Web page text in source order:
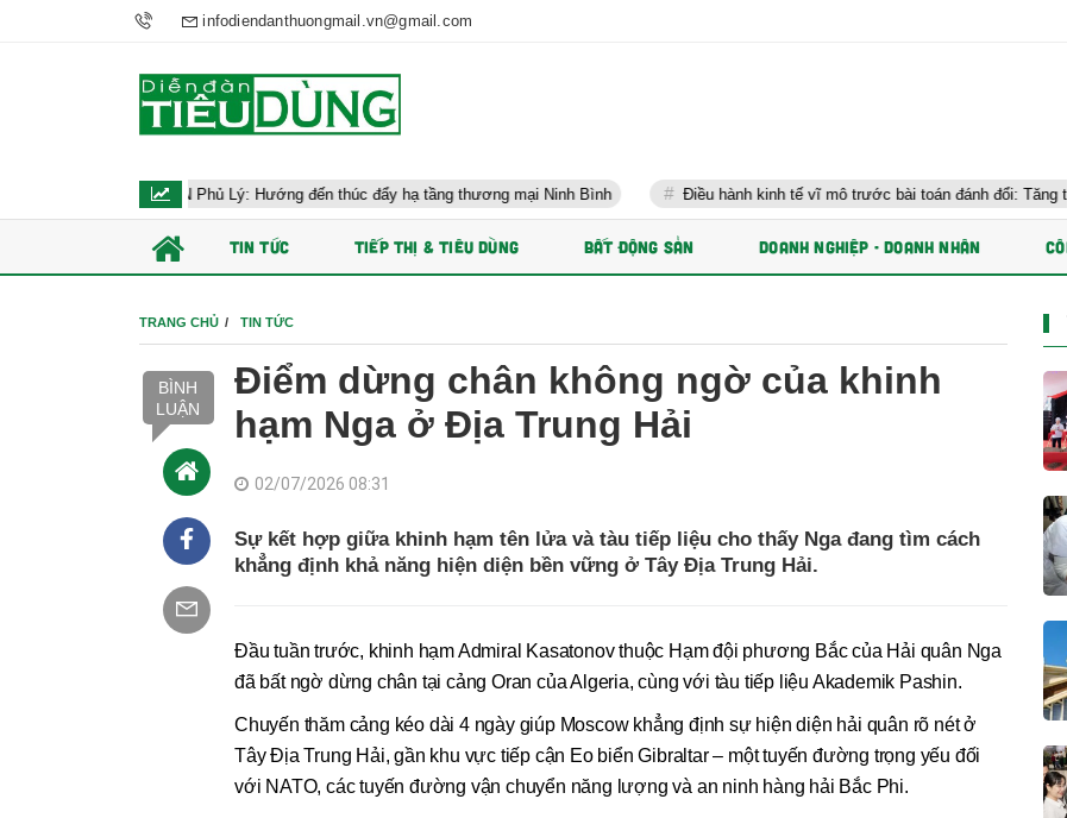
infodiendanthuongmail.vn@gmail.com
công AEON Phủ Lý: Hướng đến thúc đẩy hạ tầng thương mại Ninh Bình Điều hành kinh tế vĩ mô trước bài toán đánh đổi: Tăng trưởng nhanh
TIN TỨC TIẾP THỊ & TIÊU DÙNG BẤT ĐỘNG SẢN DOANH NGHIỆP - DOANH NHÂN
TRANG CHỦ TIN TỨC
BÌNH
LUẬN
Điểm dừng chân không ngờ của khinh
hạm Nga ở Địa Trung Hải
02/07/2026 08:31
Sự kết hợp giữa khinh hạm tên lửa và tàu tiếp liệu cho thấy Nga đang tìm cách
khẳng định khả năng hiện diện bền vững ở Tây Địa Trung Hải.
Đầu tuần trước, khinh hạm Admiral Kasatonov thuộc Hạm đội phương Bắc của Hải quân Nga
đã bất ngờ dừng chân tại cảng Oran của Algeria, cùng với tàu tiếp liệu Akademik Pashin.
Chuyến thăm cảng kéo dài 4 ngày giúp Moscow khẳng định sự hiện diện hải quân rõ nét ở
Tây Địa Trung Hải, gần khu vực tiếp cận Eo biển Gibraltar – một tuyến đường trọng yếu đối
với NATO, các tuyến đường vận chuyển năng lượng và an ninh hàng hải Bắc Phi.